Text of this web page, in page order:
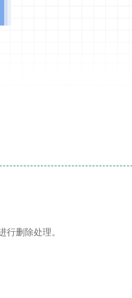
删除处理。